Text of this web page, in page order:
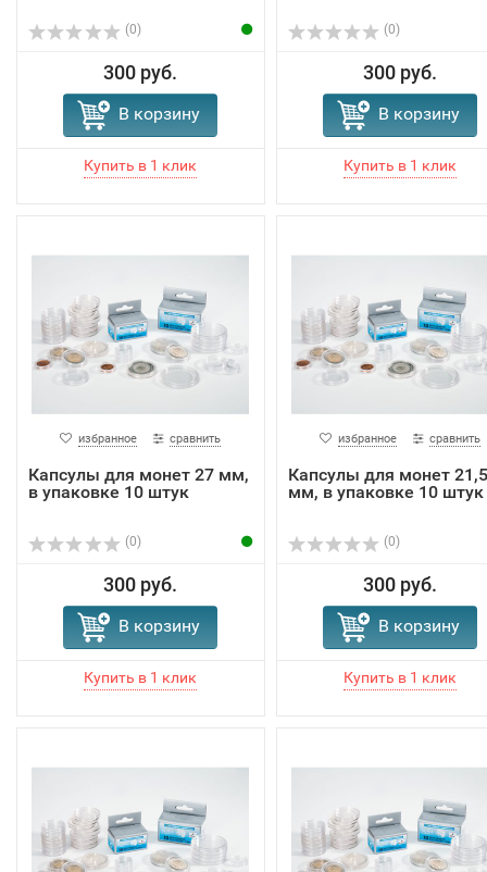
(0)
300 руб.
В корзину
(0)
300 руб.
В корзину
избранное сравнить
Капсулы для монет 27 мм,
в упаковке 10 штук
(0)
300 руб.
В корзину
избранное сравнить
Капсулы для монет 21,5
мм, в упаковке 10 штук
(0)
300 руб.
В корзину